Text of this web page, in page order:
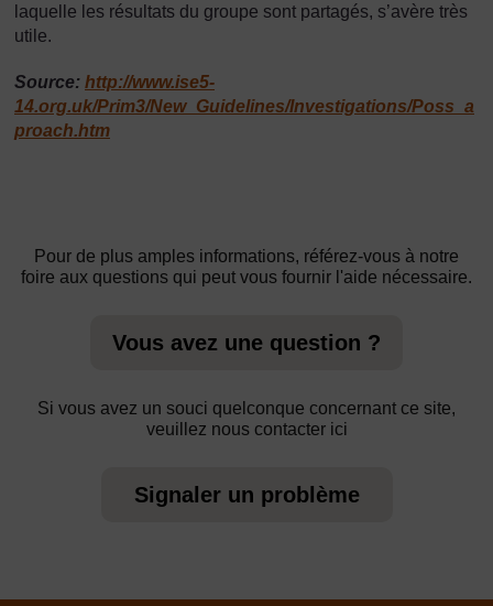
laquelle les résultats du groupe sont partagés, s’avère très
utile.
Source: http://www.ise5-
14.org.uk/Prim3/New_Guidelines/Investigations/Poss_a
proach.htm
Pour de plus amples informations, référez-vous à notre
foire aux questions qui peut vous fournir l'aide nécessaire.
Vous avez une question ?
Si vous avez un souci quelconque concernant ce site,
veuillez nous contacter ici
Signaler un problème